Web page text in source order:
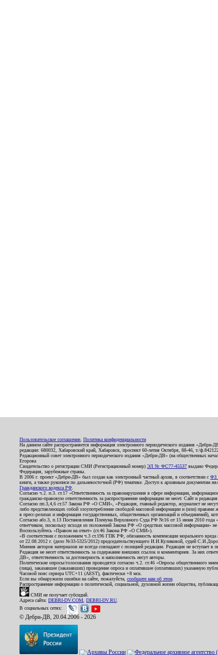
Пользовательское соглашение Политика конфиденциальности
На данном сайте распространяется информация электронного периодического издания
редакции: 680032, Хабаровский край, Хабаровск, проспект 60-летия Октября, 88-46, т./
Редакционный совет электронного периодического издания «Дебри-ДВ» (на
Егорова
Свидетельство о регистрации СМИ (Регистрационный номер) ЭЛ № ФС77-45537 выдано
Федерация, зарубежные страны.
В 2006 г. проект «Дебри-ДВ» был создан как электронный частный архив, в соответствии с ФЗ
книги, а также рукописи по дальневосточной (РФ) тематике. Доступ к архивным документам
Гражданского кодекса РФ
Согласно ч.2. п.3. ст.17 «Ответственность за правонарушения в сфере информации,
гражданско-правовую ответственность за распространение информации не несет. Сайт и
Согласно пп.3,4,6 ст.57 Закона РФ «О СМИ», «Редакция, главный редактор, журналист не несут
либо представляющих собой злоупотребление свободой массовой информации и (или)
в пресс-релизах и информация государственных, общественных организаций и объединений),
Согласно абз.3, п.13 Постановления Пленума Верховного Суда РФ №16 от 15 июня 2010 года
ответчиком, поскольку исходя из положений Закона РФ «О средствах массовой информации»
Воспользуйтесь «Правом на ответ» (ст.46 Закона РФ «О СМИ»).
«В соответствии с положением ч.3 ст.196 ГПК РФ, обязанность компенсации морального
от 22.08.2012 г. (дело №33-5325/2012) председательствующего И.И.Куликовой, судей
Мнения авторов материалов не всегда совпадают с позицией редакции. Редакция не вступает в
Редакция не несет ответственность за содержание внешних ссылок и комментариев. За них
ДВ», ответственность за достоверность и наполняемость несут авторы.
Политические опросы/голосования проводятся согласно ч.2. ст.46 «Опросы общественного
(лица), заказавшее (заказавших) проведение опроса и оплатившее (оплативших) указанную
Часовой пояс сервера UTC+11 (AEST), фактически +8 мск.
Если вы обнаружили ошибки на сайте, пожалуйста, сообщите нам об этом
Распространение информации о политической, социальной, духовной жизни общества,
СМИ не получает субсидий.
Адреса сайта: DEBRI-DV.COM DEBRI-DV.RU
В социальных сетях:
© Дебри-ДВ, 20.04.2006 - 2026